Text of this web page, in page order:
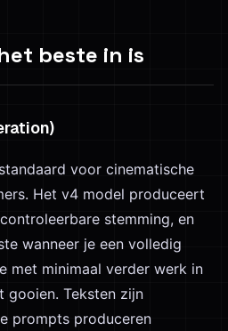
beste in is
voor cinematische
Het v4 model produceert
stemming, en
wanneer je een volledig
met minimaal verder werk in
gooien. Teksten zijn
prompts produceren